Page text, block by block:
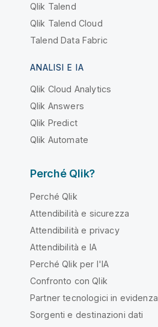
Qlik Talend
Qlik Talend Cloud
Talend Data Fabric
ANALISI E IA
Qlik Cloud Analytics
Qlik Answers
Qlik Predict
Qlik Automate
Perché Qlik?
Perché Qlik
Attendibilità e sicurezza
Attendibilità e privacy
Attendibilità e IA
Perché Qlik per l'IA
Confronto con Qlik
Partner tecnologici in evidenza
Sorgenti e destinazioni dati